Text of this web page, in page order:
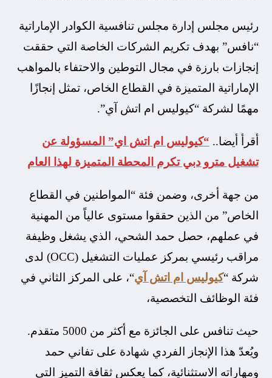
رئيس مجلس إدارة مجلس تنافسية الكوادر الإماراتية
“نافس” بهدف تكريم الشركات الخاصة التي حققت
إنجازات بارزة في مجال التوطين والاحتفاء بالمواهب
الإماراتية المتميزة في القطاع الخاص، تمثل إنجازًا
مهمًا لشركة “كيوليس ام اتش آي”.
أقرأ أيضا.. “كيوليس ام اتش اي” المسؤولة عن
تشغيل مترو دبي تكرم المحطة المتميزة لهذا العام
من جهة أخرى، وضمن فئة “المواطنين في القطاع
الخاص” من الذين حققوا مستوى عالياً من المهنية
في عملهم، حصل حمد الشحي، الذي يشغل وظيفة
مراقب رئيسي بمركز عمليات التشغيل (OCC) لدى
شركة “كيوليس ام اتش آي“، على المركز الثاني في
فئة الوظائف التخصصية،
حيث تنافس على الجائزة مع أكثر من 5000 متقدم.
ويُعدّ هذا الإنجاز الفردي شهادة على تفاني حمد
ومهاراته الاستثنائية، كما يعكس ثقافة التميز التي